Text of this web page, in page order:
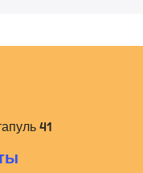
41